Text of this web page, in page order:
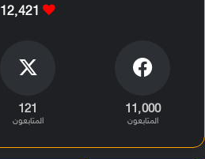
12٬421
11٬000
المتابعون
121
المتابعون